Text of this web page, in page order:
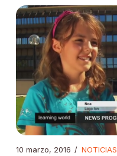
10 marzo, 2016 / NOTICIAS